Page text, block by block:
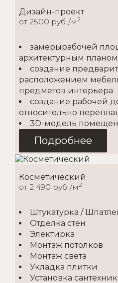
Дизайн-проект
от 2500 руб./м2
замерырабочей
архитектурным планом
создание
расположением
предметов интерьера
создание рабочей
относительно
3D-модель
Подробнее
Косметический
от 2 490 руб./м2
Штукатурка /
Отделка стен
Электирка
Монтаж потолков
Монтаж света
Укладка плитки
Установка